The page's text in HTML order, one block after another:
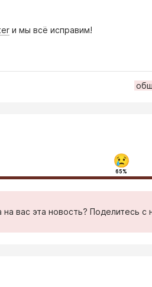
и мы всё исправим!
65%
вас эта новость? Поделитесь с